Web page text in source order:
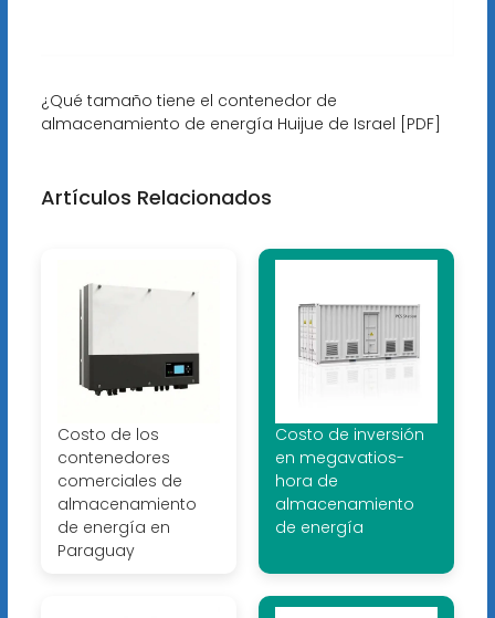
¿Qué tamaño tiene el contenedor de
almacenamiento de energía Huijue de Israel [PDF]
Artículos Relacionados
Costo de los
contenedores
comerciales de
almacenamiento
de energía en
Paraguay
Costo de inversión
en megavatios-
hora de
almacenamiento
de energía